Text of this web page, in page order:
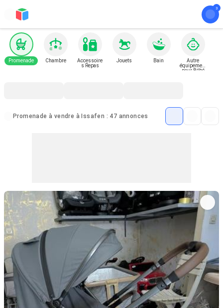
Promenade Chambre
Accessoire
s Repas
Jouets Bain
Autre
équipement
pour Bébé
Promenade à vendre à Issafen : 47 annonces